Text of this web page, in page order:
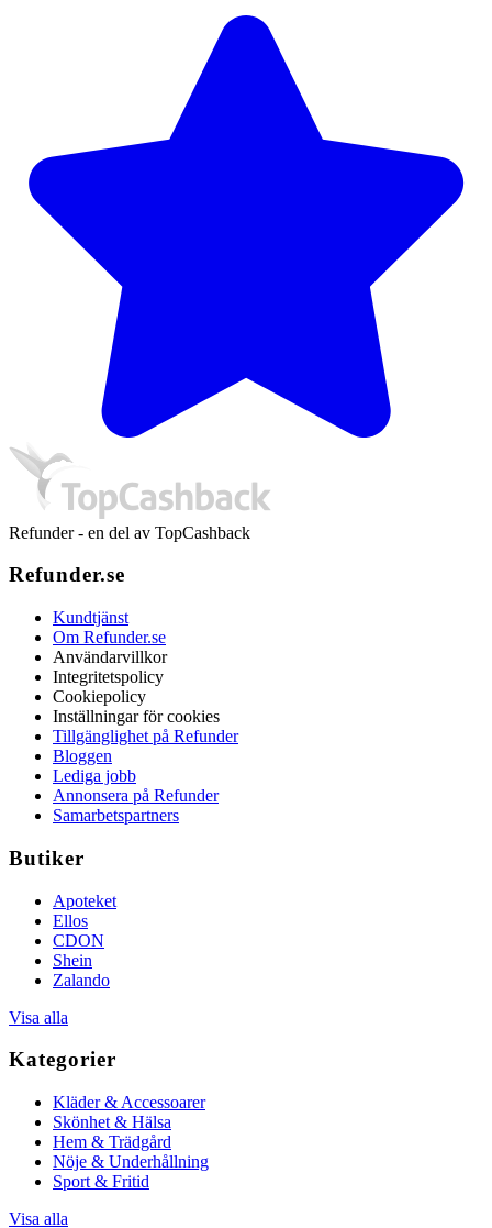
Refunder - en del av TopCashback
Refunder.se
Kundtjänst
Om Refunder.se
Användarvillkor
Integritetspolicy
Cookiepolicy
Inställningar för cookies
Tillgänglighet på Refunder
Bloggen
Lediga jobb
Annonsera på Refunder
Samarbetspartners
Butiker
Apoteket
Ellos
CDON
Shein
Zalando
Visa alla
Kategorier
Kläder & Accessoarer
Skönhet & Hälsa
Hem & Trädgård
Nöje & Underhållning
Sport & Fritid
Visa alla